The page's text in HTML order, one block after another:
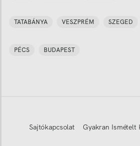
TATABÁNYA VESZPRÉM SZEGED
PÉCS BUDAPEST
Sajtókapcsolat Gyakran Ismételt